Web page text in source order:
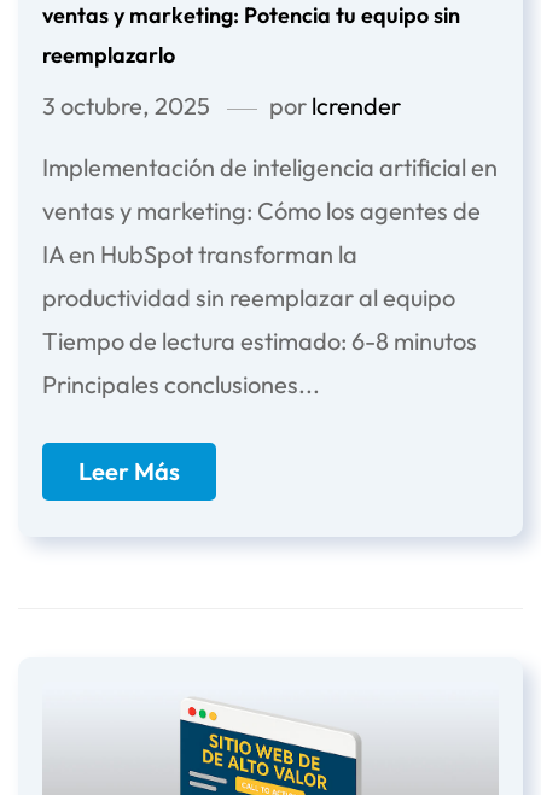
ventas y marketing: Potencia tu equipo sin
reemplazarlo
3 octubre, 2025 por lcrender
Implementación de inteligencia artificial en
ventas y marketing: Cómo los agentes de
IA en HubSpot transforman la
productividad sin reemplazar al equipo
Tiempo de lectura estimado: 6-8 minutos
Principales conclusiones...
Leer Más